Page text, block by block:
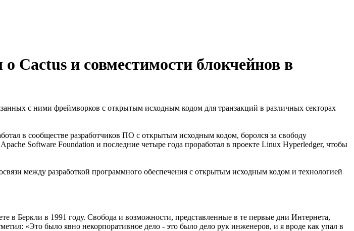
Cactus и совместимости блокчейнов в
с ними фреймворков с открытым исходным кодом для транзакций в различных секторах
в сообществе разработчиков ПО с открытым исходным кодом, боролся за свободу
Software Foundation и последние четыре года проработал в проекте Linux Hyperledger, чтобы
между разработкой программного обеспечения с открытым исходным кодом и технологией
Беркли в 1991 году. Свобода и возможности, представленные в те первые дни Интернета,
«Это было явно некорпоративное дело - это было дело рук инженеров, и я вроде как упал в